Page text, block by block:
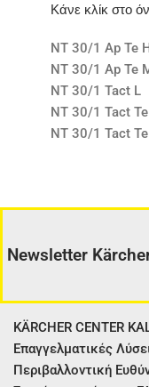
Κάνε κλίκ στο
NT 30/1 Ap Te H
NT 30/1 Ap Te
NT 30/1 Tact L
NT 30/1 Tact
NT 30/1 Tact
Newsletter
KÄRCHER CENTER
Επαγγελματικές
Περιβαλλοντική